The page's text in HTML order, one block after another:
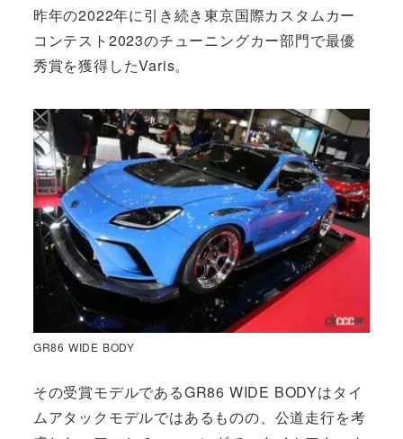
昨年の2022年に引き続き東京国際カスタムカー
コンテスト2023のチューニングカー部門で最優
秀賞を獲得したVaris。
GR86 WIDE BODY
その受賞モデルであるGR86 WIDE BODYはタイ
ムアタックモデルではあるものの、公道走行を考